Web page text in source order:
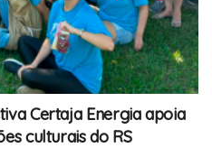
Certaja Energia apoia
culturais do RS